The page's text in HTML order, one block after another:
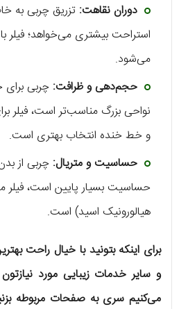
دوران نقاهت: تزریق چربی به
استراحت بیشتری می‌خواهد؛ فیلر
می‌شود.
حجم‌دهی و ظرافت: چربی
نواحی بزرگ مناسب‌تر است، فیلر
و خط خنده انتخاب بهتری است.
حساسیت و متریال: چربی از
حساسیت بسیار پایین است، فیلر
هیالورونیک اسید) است.
برای اینکه بتونید با خیال راحت
و سایر خدمات زیبایی مورد
می‌کنیم سری به صفحات مربوطه